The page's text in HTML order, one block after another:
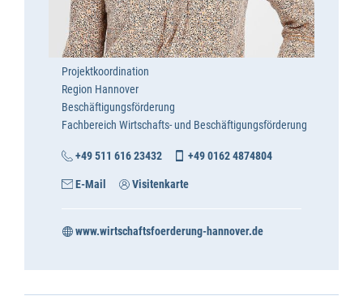
Projektkoordination
Region Hannover
Beschäftigungsförderung
Fachbereich Wirtschafts- und Beschäftigungsförderung
+49 511 616 23432 +49 0162 4874804
E-Mail Visitenkarte
www.wirtschaftsfoerderung-hannover.de